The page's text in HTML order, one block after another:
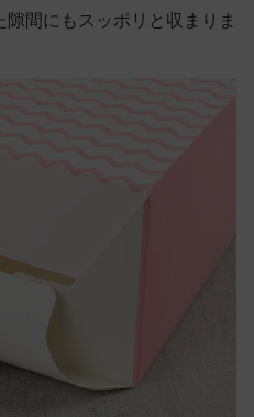
間にもスッポリと収まりま